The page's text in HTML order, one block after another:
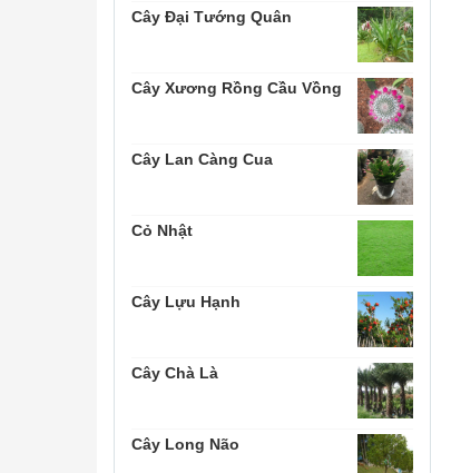
Cây Đại Tướng Quân
Cây Xương Rồng Cầu Vồng
Cây Lan Càng Cua
Cỏ Nhật
Cây Lựu Hạnh
Cây Chà Là
Cây Long Não